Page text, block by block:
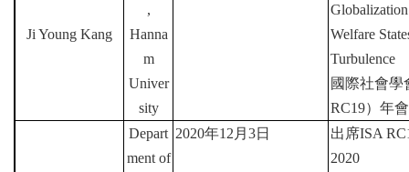
Ji Young Kang
,
Hanna
m
Univer
sity
Welfare
Turbulence
國際社會學
RC19）年會
Depart
ment of
2020年12 月 3日 出席ISA
2020